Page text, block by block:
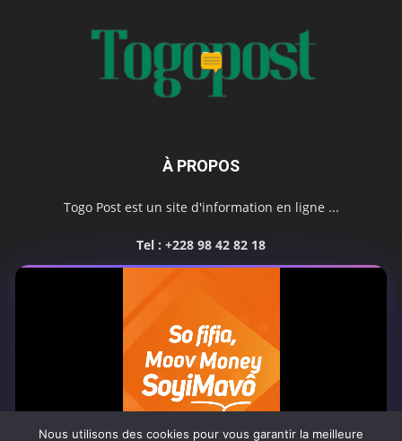
À PROPOS
Togo Post est un site d'information en ligne ...
Tel : +228 98 42 82 18
SUIVEZ NOUS
Nous utilisons des cookies pour vous garantir la meilleure